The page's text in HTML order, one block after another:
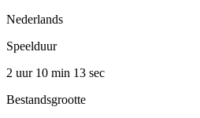
Nederlands
Speelduur
2 uur 10 min 13 sec
Bestandsgrootte